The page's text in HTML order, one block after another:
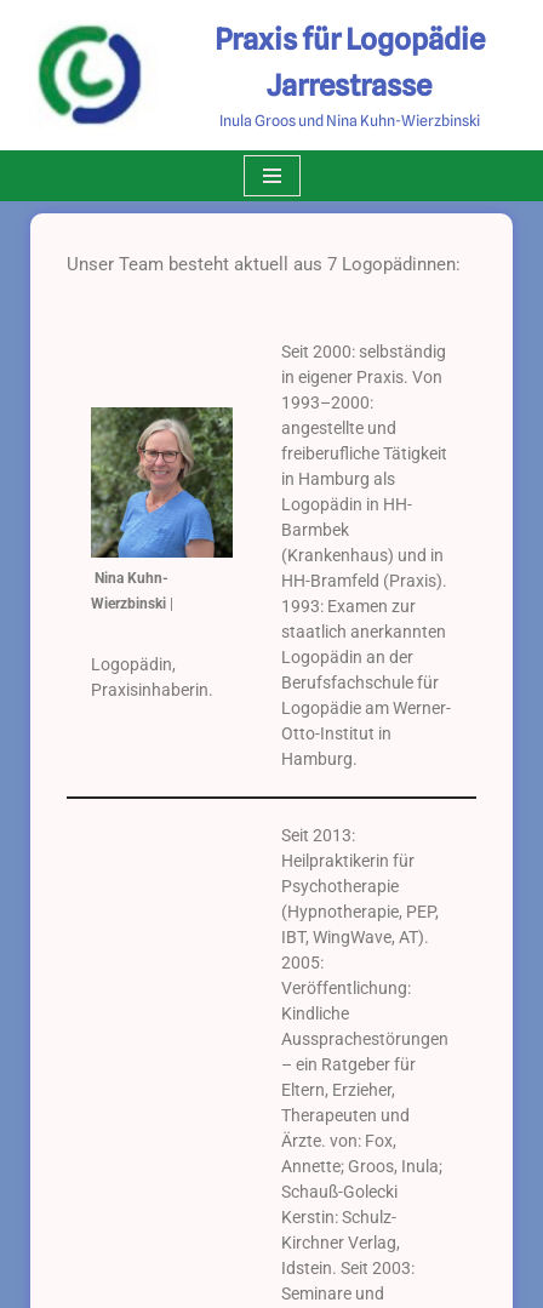
Zum
Inhalt
springen
Praxis für Logopädie
Jarrestrasse
Inula Groos und Nina Kuhn-Wierzbinski
Unser Team besteht aktuell aus 7 Logopädinnen:
Nina Kuhn-
Wierzbinski
Logopädin,
Praxisinhaberin.
Seit 2000: selbständig
in eigener Praxis. Von
1993–2000:
angestellte und
freiberufliche Tätigkeit
in Hamburg als
Logopädin in HH-
Barmbek
(Krankenhaus) und in
HH-Bramfeld (Praxis).
1993: Examen zur
staatlich anerkannten
Logopädin an der
Berufsfachschule für
Logopädie am Werner-
Otto-Institut in
Hamburg.
Seit 2013:
Heilpraktikerin für
Psychotherapie
(Hypnotherapie, PEP,
IBT, WingWave, AT).
2005:
Veröffentlichung:
Kindliche
Aussprachestörungen
– ein Ratgeber für
Eltern, Erzieher,
Therapeuten und
Ärzte. von: Fox,
Annette; Groos, Inula;
Schauß-Golecki
Kerstin: Schulz-
Kirchner Verlag,
Idstein. Seit 2003:
Seminare und